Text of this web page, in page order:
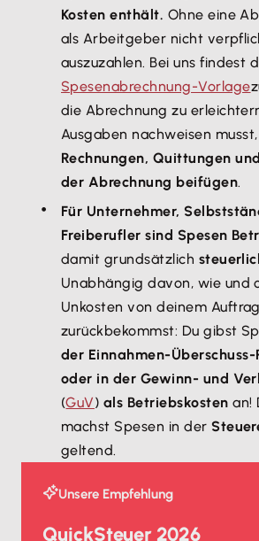
Kosten enthält. Ohne eine
als Arbeitgeber nicht
auszuzahlen. Bei uns findest
Spesenabrechnung-Vorlage
die Abrechnung zu
Ausgaben nachweisen
Rechnungen, Quittungen
der Abrechnung beifügen.
Für Unternehmer,
Freiberufler sind Spesen
damit grundsätzlich
Unabhängig davon, wie und
Unkosten von deinem
zurückbekommst: Du gibst
der Einnahmen-Überschuss-
oder in der Gewinn- und
(GuV) als Betriebskosten an!
machst Spesen in der
geltend.
Unsere Empfehlung
QuickSteuer 2026